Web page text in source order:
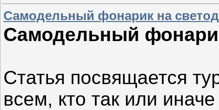
Самодельный фонарик на
Самодельный
Статья посвящается
всем, кто так или